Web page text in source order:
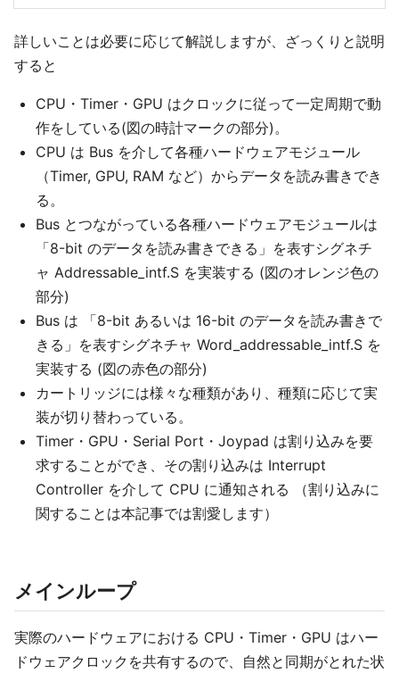
詳しいことは必要に応じて解説しますが、ざっくりと説明
すると
CPU・Timer・GPU はクロックに従って一定周期で動
作をしている(図の時計マークの部分)。
CPU は Bus を介して各種ハードウェアモジュール
（Timer, GPU, RAM など）からデータを読み書きでき
る。
Bus とつながっている各種ハードウェアモジュールは
「8-bit のデータを読み書きできる」を表すシグネチ
ャ Addressable_intf.S を実装する (図のオレンジ色の
部分)
Bus は 「8-bit あるいは 16-bit のデータを読み書きで
きる」を表すシグネチャ Word_addressable_intf.S を
実装する (図の赤色の部分)
カートリッジには様々な種類があり、種類に応じて実
装が切り替わっている。
Timer・GPU・Serial Port・Joypad は割り込みを要
求することができ、その割り込みは Interrupt
Controller を介して CPU に通知される （割り込みに
関することは本記事では割愛します）
メインループ
実際のハードウェアにおける CPU・Timer・GPU はハー
ドウェアクロックを共有するので、自然と同期がとれた状